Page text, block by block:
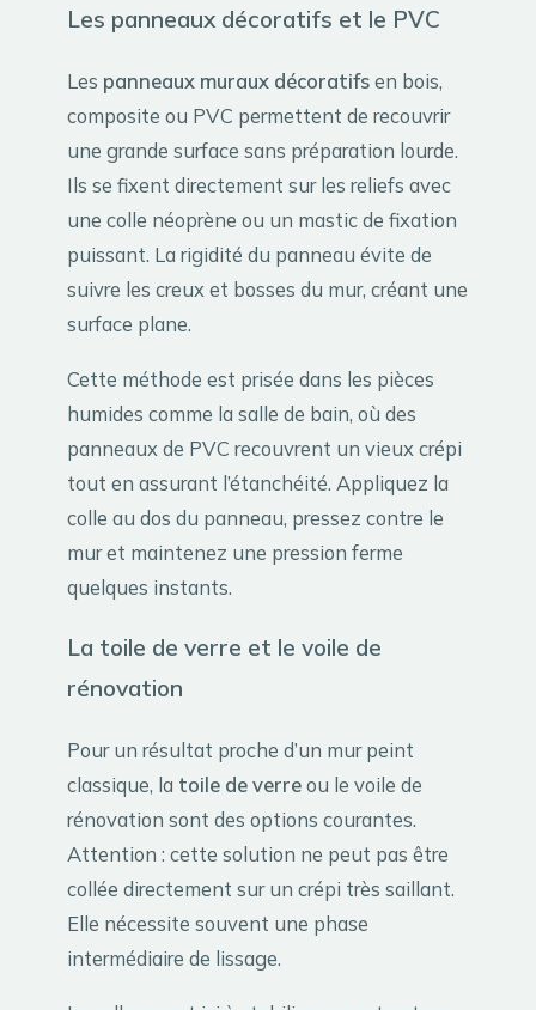
Les panneaux décoratifs et le PVC
Les panneaux muraux décoratifsen bois,
composite ou PVC permettent de recouvrir
une grande surface sans préparation lourde.
Ils se fixent directement sur les reliefs avec
une colle néoprène ou un mastic de fixation
puissant. La rigidité du panneau évite de
suivre les creux et bosses du mur, créant une
surface plane.
Cette méthode est prisée dans les pièces
humides comme la salle de bain, où des
panneaux de PVC recouvrent un vieux crépi
tout en assurant l’étanchéité. Appliquez la
colle au dos du panneau, pressez contre le
mur et maintenez une pression ferme
quelques instants.
La toile de verre et le voile de
rénovation
Pour un résultat proche d’un mur peint
classique, la toile de verreou le voile de
rénovation sont des options courantes.
Attention : cette solution ne peut pas être
collée directement sur un crépi très saillant.
Elle nécessite souvent une phase
intermédiaire de lissage.